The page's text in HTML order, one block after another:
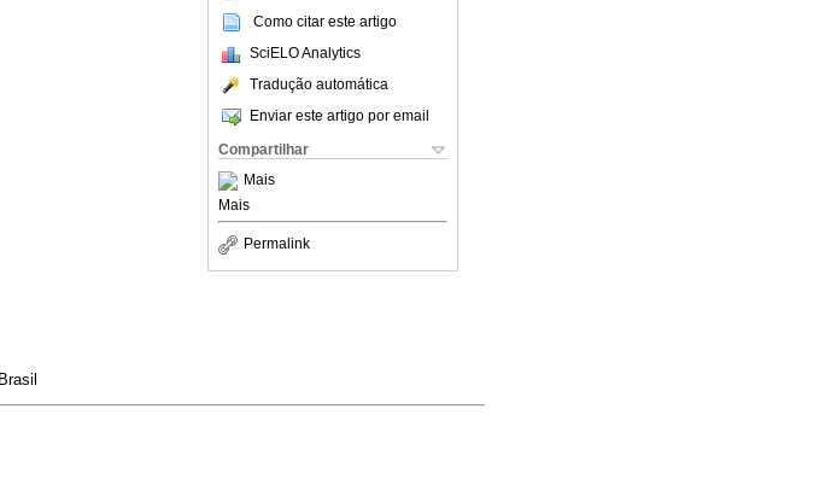
Como citar este artigo
SciELO Analytics
Tradução automática
Enviar este artigo por email
Compartilhar
Mais
Mais
Permalink